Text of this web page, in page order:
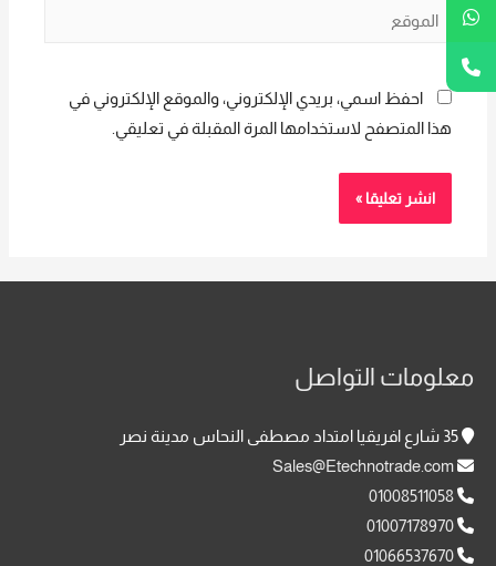
الموقع
احفظ اسمي، بريدي الإلكتروني، والموقع الإلكتروني في
هذا المتصفح لاستخدامها المرة المقبلة في تعليقي.
معلومات التواصل
01008511058
01007178970
01066537670